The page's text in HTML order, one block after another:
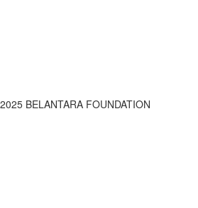
BELANTARA FOUNDATION